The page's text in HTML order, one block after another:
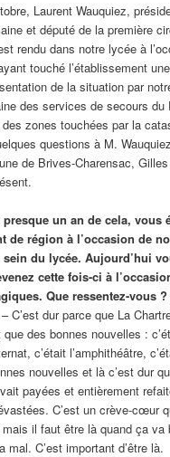
Laurent Wauquiez,
et député de la première
rendu dans notre lycée à
touché l’établissement
de la situation par
des services de secours du
zones touchées par la
questions à M.
de Brives-Charensac,
un an de cela, vous
de région à l’occasion de
du lycée. Aujourd’hui
cette fois-ci à
Que ressentez-vous ?
C’est dur parce que La
que des bonnes nouvelles :
c’était l’amphithéâtre,
nouvelles et là c’est dur
payées et entièrement
C’est un crève-cœur
mais il faut être là quand ça va
mal. C’est important d’être là.